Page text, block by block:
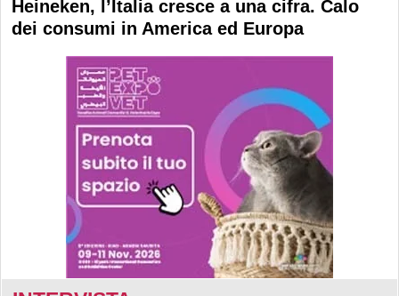
Heineken, l’Italia cresce a una cifra. Calo
dei consumi in America ed Europa